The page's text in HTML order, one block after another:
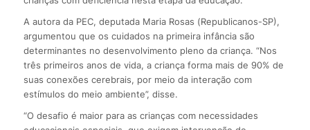
A autora da PEC, deputada Maria Rosas (Republicanos-SP),
argumentou que os cuidados na primeira infância são
determinantes no desenvolvimento pleno da criança. “Nos
três primeiros anos de vida, a criança forma mais de 90% de
suas conexões cerebrais, por meio da interação com
estímulos do meio ambiente”, disse.
“O desafio é maior para as crianças com necessidades